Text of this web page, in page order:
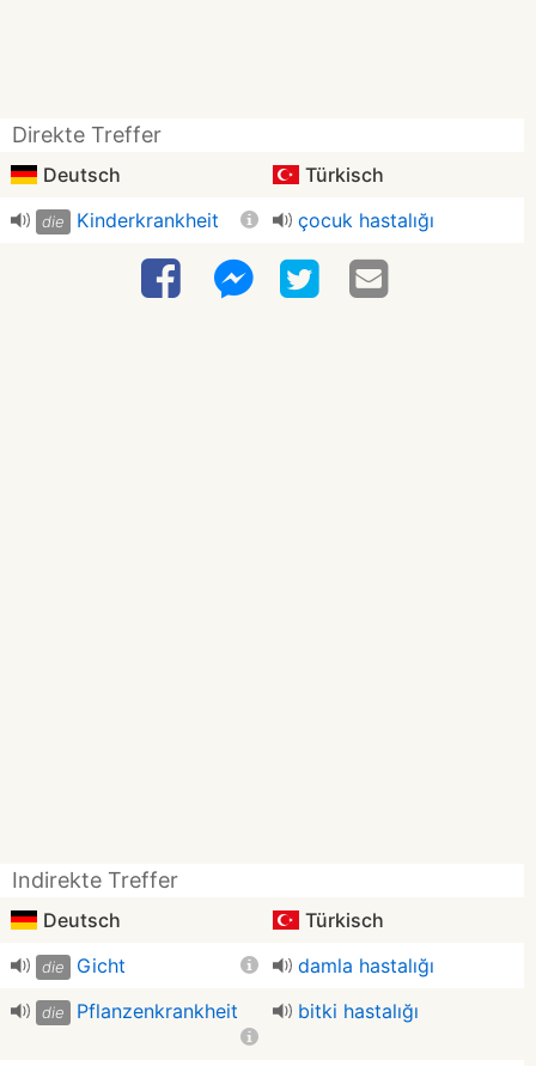
Direkte Treffer
Deutsch Türkisch
die Kinderkrankheit çocuk hastalığı
Indirekte Treffer
Deutsch Türkisch
die Gicht damla hastalığı
die Pflanzenkrankheit bitki hastalığı